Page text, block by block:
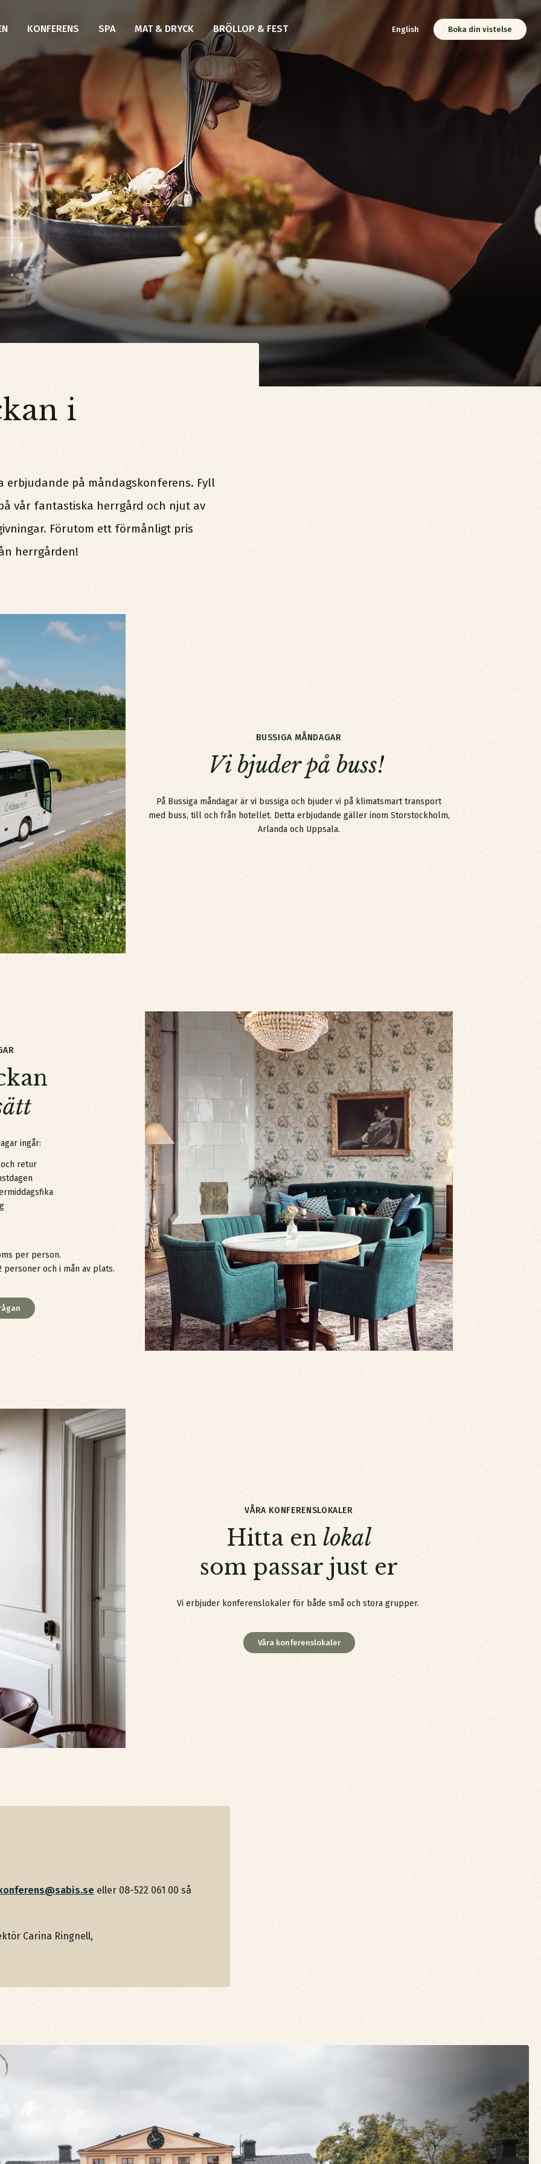
KONFERENS SPA MAT & DRYCK BRÖLLOP & FEST English Boka din vistelse
i
på måndagskonferens. Fyll
vår fantastiska herrgård och njut av
Förutom ett förmånligt pris
herrgården!
BUSSIGA MÅNDAGAR
Vi bjuder på buss!&nbsp;
Vi bjuder på buss!
På Bussiga måndagar är vi bussiga och bjuder vi på klimatsmart transport
med buss, till och från hotellet. Detta erbjudande gäller inom Storstockholm,
Arlanda och Uppsala.
sätt&nbsp;
ingår:
retur
per person.
och i mån av plats.
VÅRA KONFERENSLOKALER
Hitta en lokalsom passar just er
Hitta enlokal
som passar just er
Vi erbjuder konferenslokaler för både små och stora grupper.
Våra konferenslokaler
eller 08-522 061 00 så
Carina Ringnell,